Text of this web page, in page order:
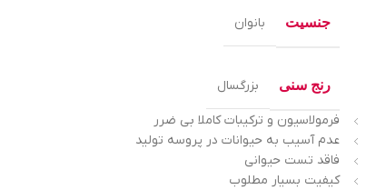
جنسیت بانوان
رنج سنی
بزرگسال
فرمولاسیون و ترکیبات کاملا بی ضرر
عدم آسیب به حیوانات در پروسه تولید
فاقد تست حیوانی
کیفیت بسیار مطلوب